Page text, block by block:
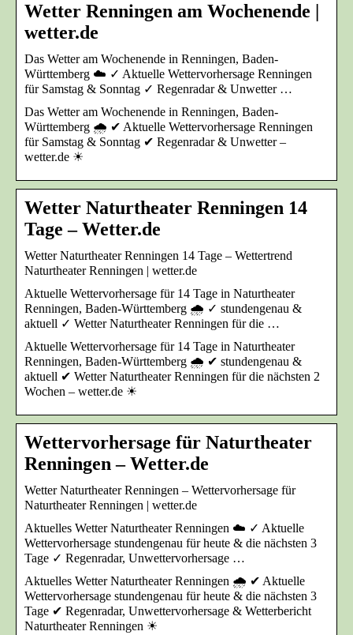
Wetter Renningen am Wochenende |
wetter.de
Das Wetter am Wochenende in Renningen, Baden-
Württemberg ☁️ ✓ Aktuelle Wettervorhersage Renningen
für Samstag & Sonntag ✓ Regenradar & Unwetter …
Das Wetter am Wochenende in Renningen, Baden-
Württemberg 🌧️ ✔ Aktuelle Wettervorhersage Renningen
für Samstag & Sonntag ✔ Regenradar & Unwetter –
wetter.de ☀
Wetter Naturtheater Renningen 14
Tage – Wetter.de
Wetter Naturtheater Renningen 14 Tage – Wettertrend
Naturtheater Renningen | wetter.de
Aktuelle Wettervorhersage für 14 Tage in Naturtheater
Renningen, Baden-Württemberg 🌧️ ✓ stundengenau &
aktuell ✓ Wetter Naturtheater Renningen für die …
Aktuelle Wettervorhersage für 14 Tage in Naturtheater
Renningen, Baden-Württemberg 🌧️ ✔ stundengenau &
aktuell ✔ Wetter Naturtheater Renningen für die nächsten 2
Wochen – wetter.de ☀
Wettervorhersage für Naturtheater
Renningen – Wetter.de
Wetter Naturtheater Renningen – Wettervorhersage für
Naturtheater Renningen | wetter.de
Aktuelles Wetter Naturtheater Renningen ☁️ ✓ Aktuelle
Wettervorhersage stundengenau für heute & die nächsten 3
Tage ✓ Regenradar, Unwettervorhersage …
Aktuelles Wetter Naturtheater Renningen 🌧️ ✔ Aktuelle
Wettervorhersage stundengenau für heute & die nächsten 3
Tage ✔ Regenradar, Unwettervorhersage & Wetterbericht
Naturtheater Renningen ☀